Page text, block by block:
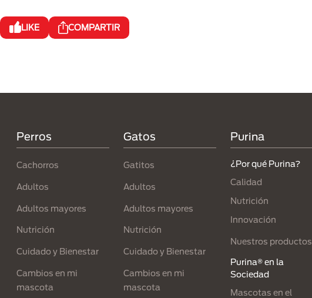
LIKE COMPARTIR
Perros
Cachorros
Adultos
Adultos mayores
Nutrición
Cuidado y Bienestar
Cambios en mi
mascota
Gatos
Gatitos
Adultos
Adultos mayores
Nutrición
Cuidado y Bienestar
Cambios en mi
mascota
Purina
¿Por qué Purina?
Calidad
Nutrición
Innovación
Nuestros productos
Purina® en la
Sociedad
Mascotas en el